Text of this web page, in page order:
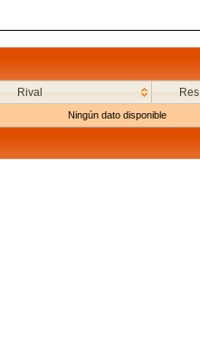
Rival Res
Ningún dato disponible